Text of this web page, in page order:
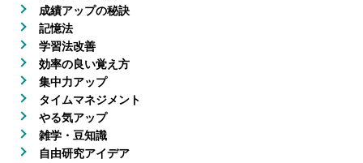
成績アップの秘訣
記憶法
学習法改善
効率の良い覚え方
集中力アップ
タイムマネジメント
やる気アップ
雑学・豆知識
自由研究アイデア